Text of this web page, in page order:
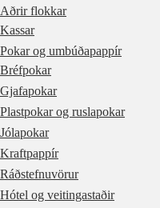
Aðrir flokkar
Kassar
Pokar og umbúðapappír
Bréfpokar
Gjafapokar
Plastpokar og ruslapokar
Jólapokar
Kraftpappír
Ráðstefnuvörur
Hótel og veitingastaðir